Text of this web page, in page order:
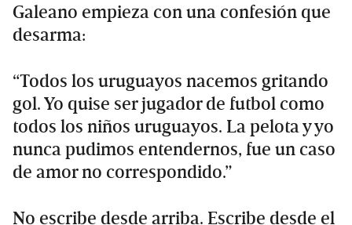
Galeano empieza con una confesión que
desarma:
“Todos los uruguayos nacemos gritando
gol. Yo quise ser jugador de futbol como
todos los niños uruguayos. La pelota y yo
nunca pudimos entendernos, fue un caso
de amor no correspondido.”
No escribe desde arriba. Escribe desde el